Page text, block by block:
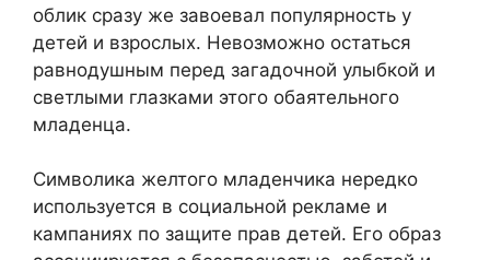
облик сразу же завоевал популярность у
детей и взрослых. Невозможно остаться
равнодушным перед загадочной улыбкой и
светлыми глазками этого обаятельного
младенца.
Символика желтого младенчика нередко
используется в социальной рекламе и
кампаниях по защите прав детей. Его образ